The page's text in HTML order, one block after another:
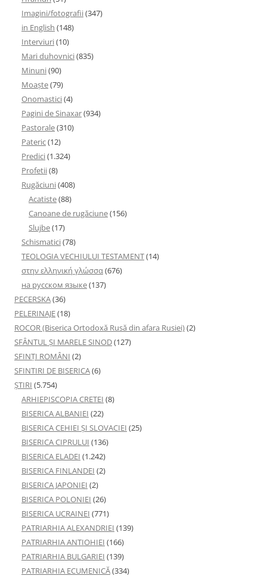
Imagini/fotografii(347)
in English (148)
Interviuri(10)
Mari duhovnici(835)
Minuni(90)
Moaşte(79)
Onomastici(4)
Pagini de Sinaxar(934)
Pastorale(310)
Pateric(12)
Predici(1.324)
Profetii(8)
Rugăciuni(408)
Acatiste(88)
Canoane de rugăciune(156)
Slujbe(17)
Schismatici(78)
TEOLOGIA VECHIULUI TESTAMENT(14)
στην ελληνική γλώσσα(676)
на русском языке(137)
PECERSKA(36)
PELERINAJE(18)
ROCOR (Biserica Ortodoxă Rusă din afara Rusiei)(2)
SFÂNTUL ȘI MARELE SINOD(127)
SFINȚI ROMÂNI (2)
SFINTIRI DE BISERICA(6)
ŞTIRI (5.754)
ARHIEPISCOPIA CRETEI (8)
BISERICA ALBANIEI (22)
BISERICA CEHIEI ŞI SLOVACIEI (25)
BISERICA CIPRULUI (136)
BISERICA ELADEI (1.242)
BISERICA FINLANDEI (2)
BISERICA JAPONIEI (2)
BISERICA POLONIEI (26)
BISERICA UCRAINEI (771)
PATRIARHIA ALEXANDRIEI (139)
PATRIARHIA ANTIOHIEI (166)
PATRIARHIA BULGARIEI (139)
PATRIARHIA ECUMENICĂ(334)